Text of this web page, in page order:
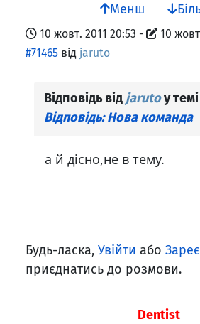
Менш
10 жовт. 2011 20:53 -
10
#71465 від jaruto
Відповідь від jarutoу темі
Відповідь: Нова команда
а й дісно,не в тему.
Будь-ласка, Увійти або
приєднатись до розмови.
Dentist